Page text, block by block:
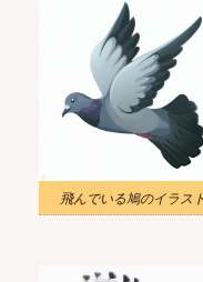
飛んでいる鳩のイラスト